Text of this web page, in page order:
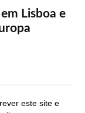
Lisboa e
este site e